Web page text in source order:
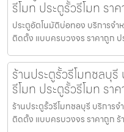
รีโมท ประตูรั้วรีโมท รา
ประตูอัตโนมัติบ่อทอง บริการจำ
ติดตั้ง แบบครบวงจร ราคาถูก
ร้านประตูรั้วรีโมทชลบุ
รีโมท ประตูรั้วรีโมท รา
ร้านประตูรั้วรีโมทชลบุรี บริการจ
ติดตั้ง แบบครบวงจร ราคาถูก ร้